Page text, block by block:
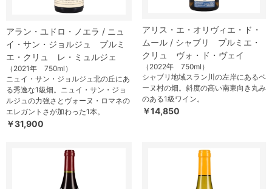
アラン・ユドロ・ノエラ / ニュ
イ・サン・ジョルジュ プルミ
エ・クリュ レ・ミュルジェ
（2021年 750ml）
ニュイ・サン・ジョルジュ北の丘にあ
る秀逸な1級畑。ニュイ・サン・ジョ
ルジュの力強さとヴォーヌ・ロマネの
エレガントさが加わった1本。
￥31,900
アリス・エ・オリヴィエ・ド・
ムール / シャブリ プルミエ・
クリュ ヴォ・ド・ヴェイ
（2022年 750ml）
シャブリ地域スラン川の左岸にあるベ
ーヌ村の畑。斜度の高い南東向き丸み
のある1級ワイン。
￥14,850